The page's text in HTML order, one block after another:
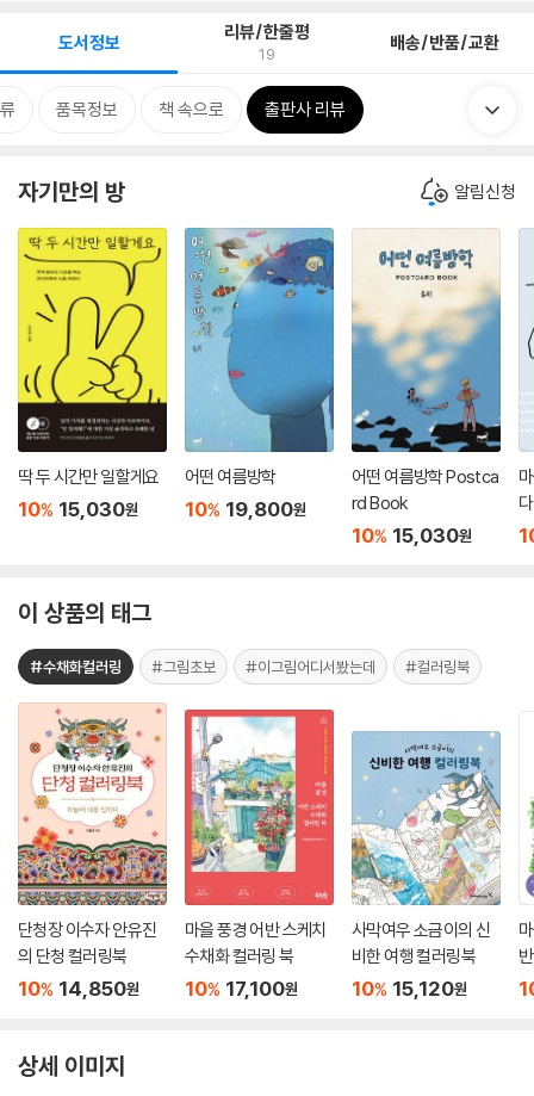
도서정보 리뷰/한줄평
19 배송/반품/교환
품목정보 책 속으로 출판사 리뷰
자기만의 방 알림신청
딱 두 시간만 일할게요
10% 15,030원
어떤 여름방학
10% 19,800원
어떤 여름방학 Postca
rd Book
10% 15,030원
다
이 상품의 태그
#수채화컬러링 #그림초보 #이그림어디서봤는데 #컬러링북
단청장 이수자 안유진
의 단청 컬러링북
10% 14,850원
마을 풍경 어반 스케치
수채화 컬러링 북
10% 17,100원
사막여우 소금이의 신
비한 여행 컬러링북
10% 15,120원
상세 이미지